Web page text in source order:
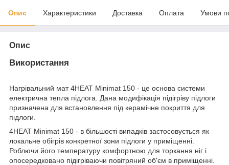
Опис Характеристики Доставка Оплата Умови
Опис
Використання
Нагрівальний мат 4HEAT Minimat 150 - це основа системи
електрична тепла підлога. Дана модифікація підігріву підлоги
призначена для встановлення під керамічне покриття для
підлоги.
4HEAT Minimat 150 - в більшості випадків застосовується як
локальне обігрів конкретної зони підлоги у приміщенні.
Роблючи його температуру комфортною для торкання ніг і
опосередковано підігріваючи повітряний об'єм в приміщенні.